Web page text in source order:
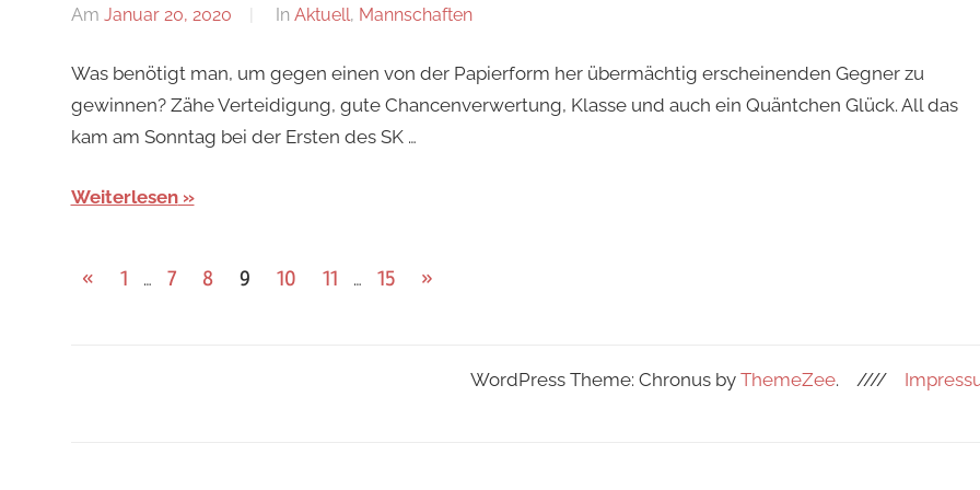
Am Januar 20, 2020
Von
In Aktuell, Mannschaften
Was benötigt man, um gegen einen von der Papierform her übermächtig erscheinenden Gegner zu
gewinnen? Zähe Verteidigung, gute Chancenverwertung, Klasse und auch ein Quäntchen Glück. All das
kam am Sonntag bei der Ersten des SK …
Weiterlesen
Seitennummerierung
«Vorherige
1 … 7 8 9 10 11 … 15
Nächste
»
WordPress Theme: Chronus by ThemeZee. ////